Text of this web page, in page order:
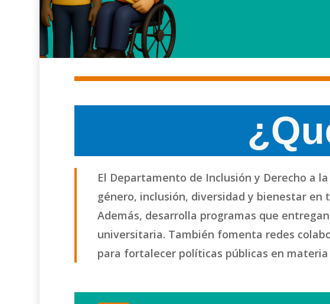
Hit enter to search or ESC to close
El Departamento de Inclusión y Derecho a
género, inclusión, diversidad y bienestar
Además, desarrolla programas que
universitaria. También fomenta redes
para fortalecer políticas públicas en